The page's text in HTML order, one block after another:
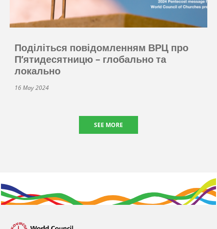
Поділіться повідомленням ВРЦ про
П’ятидесятницю – глобально та
локально
16 May 2024
SEE MORE